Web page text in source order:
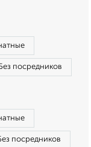
Без посредников
посредников